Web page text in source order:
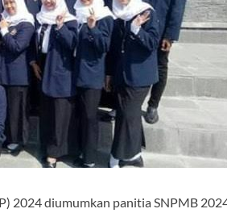
2024 diumumkan panitia SNPMB